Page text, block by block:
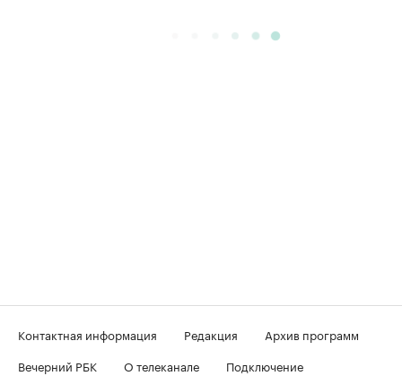
Контактная информация Редакция
Архив программ
Вечерний РБК
О телеканале
Подключение